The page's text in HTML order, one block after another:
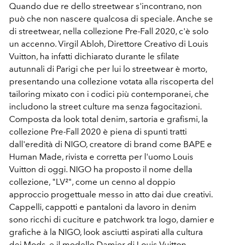
Quando due re dello streetwear s'incontrano, non
può che non nascere qualcosa di speciale. Anche se
di streetwear, nella collezione Pre-Fall 2020, c'è solo
un accenno. Virgil Abloh, Direttore Creativo di Louis
Vuitton, ha infatti dichiarato durante le sfilate
autunnali di Parigi che per lui lo streetwear è morto,
presentando una collezione votata alla riscoperta del
tailoring mixato con i codici più contemporanei, che
includono la street culture ma senza fagocitazioni.
Composta da look total denim, sartoria e grafismi, la
collezione Pre-Fall 2020 è piena di spunti tratti
dall'eredità di NIGO, creatore di brand come BAPE e
Human Made, rivista e corretta per l'uomo Louis
Vuitton di oggi. NIGO ha proposto il nome della
collezione, "LV²", come un cenno al doppio
approccio progettuale messo in atto dai due creativi.
Cappelli, cappotti e pantaloni da lavoro in denim
sono ricchi di cuciture e patchwork tra logo, damier e
grafiche à la NIGO, look asciutti aspirati alla cultura